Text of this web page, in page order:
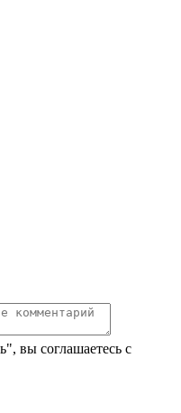
вы соглашаетесь с